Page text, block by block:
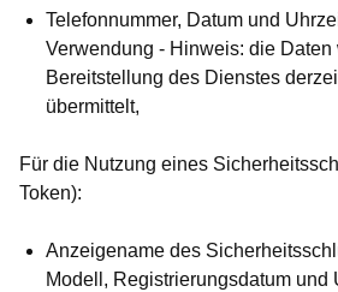
Telefonnummer, Datum und
Verwendung - Hinweis: die Daten
Bereitstellung des Dienstes
übermittelt,
Für die Nutzung eines
Token):
Anzeigename des
Modell, Registrierungsdatum und